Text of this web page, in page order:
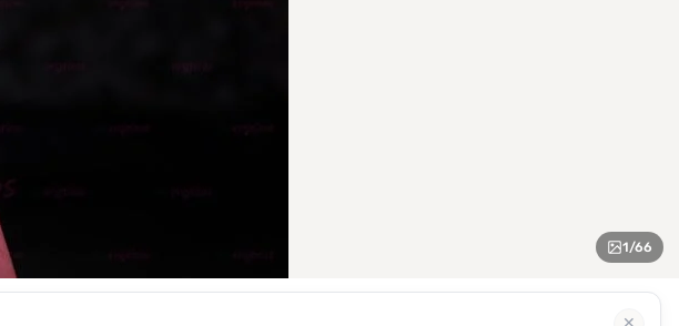
1/66